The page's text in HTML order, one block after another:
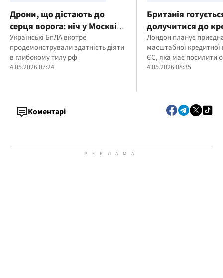
Дрони, що дістають до
серця ворога: ніч у Москві
під атакою
Українські БпЛА вкотре
продемонстрували здатність діяти
в глибокому тилу рф
4.05.2026 07:24
Британія
долучитися до
90 млрд євро для
Лондон планує
масштабної
ЄС, яка має посилити
підтримати економіку
4.05.2026 08:35
Коментарі